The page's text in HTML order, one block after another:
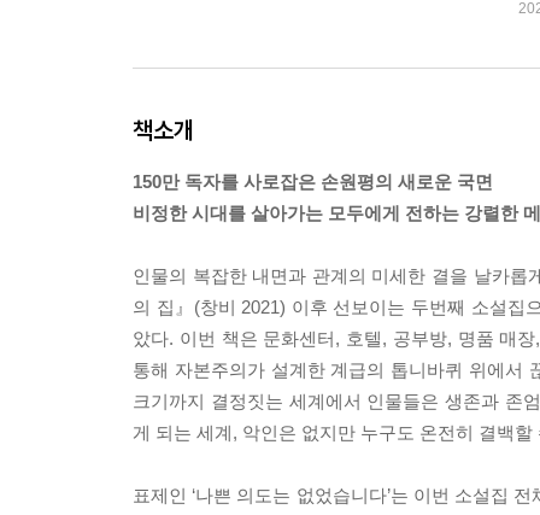
책소개
150만 독자를 사로잡은 손원평의 새로운 국면
비정한 시대를 살아가는 모두에게 전하는 강렬한
인물의 복잡한 내면과 관계의 미세한 결을 날카
의 집』(창비 2021) 이후 선보이는 두번째 소설집
았다. 이번 책은 문화센터, 호텔, 공부방, 명품 매
통해 자본주의가 설계한 계급의 톱니바퀴 위에서
크기까지 결정짓는 세계에서 인물들은 생존과 존
게 되는 세계, 악인은 없지만 누구도 온전히 결백
표제인 ‘나쁜 의도는 없었습니다’는 이번 소설집